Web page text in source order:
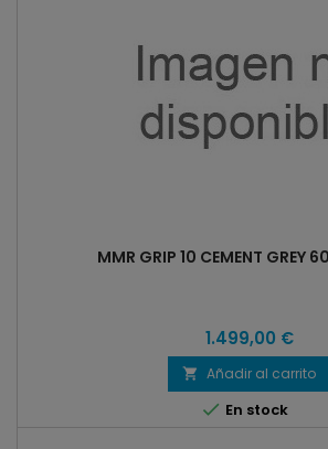
MMR GRIP 10 CEMENT GREY
1.499,00 €
 Añadir al carrito
 En stock